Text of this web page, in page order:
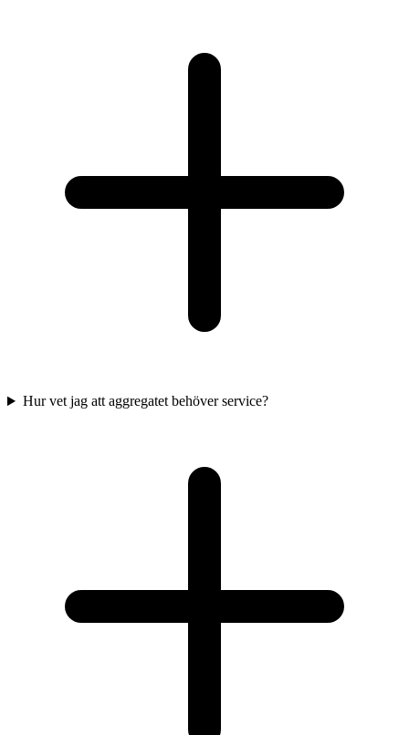
Hur vet jag att aggregatet behöver service?